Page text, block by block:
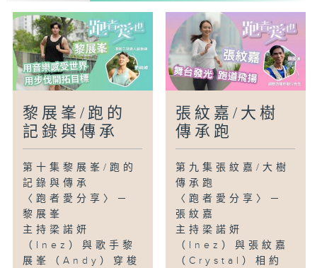
算方法，並示範如何靠感覺—「能輕鬆說
話、不感吃力」—去掌握訓練強度，助你跑
得更輕鬆、更持久！
〈安多酚彩妝〉
女跑團團長林茵茵，創立了香港最美麗自信
的「誘騙集團」？她凝聚一群熱愛跑步的女
性每月一跑，又自費出版女生跑步小誌，宣
是她們最自然動人的美麗彩妝。
黎展峯/跑的
記錄與傳承
第十集黎展峯/跑的
記錄與傳承
〈跑者愛分享〉－
黎展峯
主持梁諾妍
（Inez）與歌手黎
展峯（Andy）穿梭
張紋嘉/大樹
傳承跑
第九集張紋嘉/大樹
傳承跑
〈跑者愛分享〉－
張紋嘉
主持梁諾妍
（Inez）與張紋嘉
（Crystal）相約